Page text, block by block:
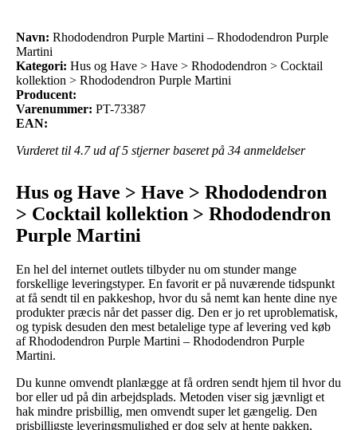
Navn: Rhododendron Purple Martini – Rhododendron Purple
Martini
Kategori: Hus og Have > Have > Rhododendron > Cocktail
kollektion > Rhododendron Purple Martini
Producent:
Varenummer: PT-73387
EAN:
Vurderet til 4.7ud af 5 stjerner baseret på 34 anmeldelser
Hus og Have > Have > Rhododendron
> Cocktail kollektion > Rhododendron
Purple Martini
En hel del internet outlets tilbyder nu om stunder mange
forskellige leveringstyper. En favorit er på nuværende tidspunkt
at få sendt til en pakkeshop, hvor du så nemt kan hente dine nye
produkter præcis når det passer dig. Den er jo ret uproblematisk,
og typisk desuden den mest betalelige type af levering ved køb
af Rhododendron Purple Martini – Rhododendron Purple
Martini.
Du kunne omvendt planlægge at få ordren sendt hjem til hvor du
bor eller ud på din arbejdsplads. Metoden viser sig jævnligt et
hak mindre prisbillig, men omvendt super let gængelig. Den
prisbilligste leveringsmulighed er dog selv at hente pakken,